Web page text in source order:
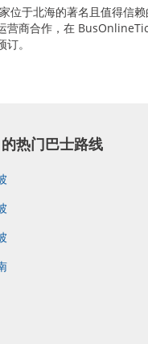
位于北海的著名且值得信赖
营商合作，在
。
热门巴士路线